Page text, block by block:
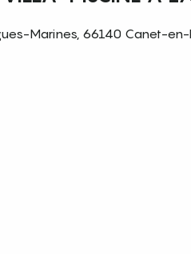
Marines, 66140 Canet-en-